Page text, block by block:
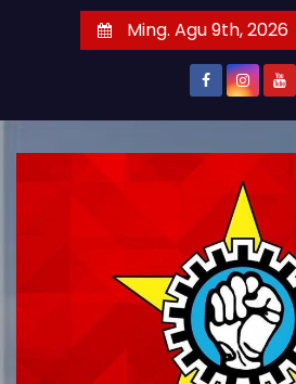
Ming. Agu 9th, 2026